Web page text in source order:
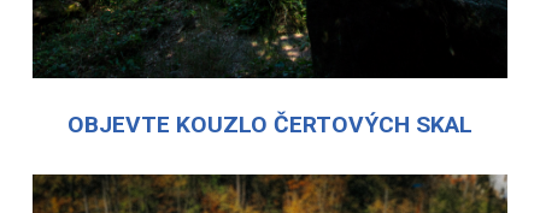
OBJEVTE KOUZLO ČERTOVÝCH SKAL